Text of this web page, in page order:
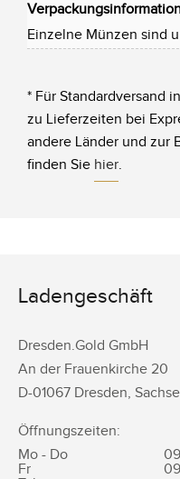
Einzelne Münzen sind
* Für Standardversand
zu Lieferzeiten bei
andere Länder und zur
finden Sie hier.
Ladengeschäft
Dresden.Gold GmbH
An der Frauenkirche 20
D-01067 Dresden,
Öffnungszeiten:
Mo - Do
Fr